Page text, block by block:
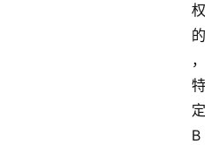
权
的
，
特
定
B